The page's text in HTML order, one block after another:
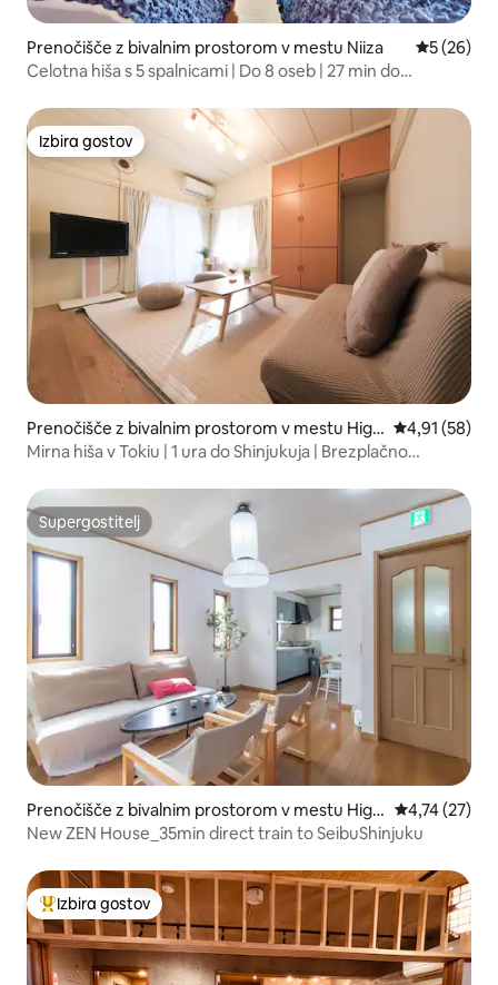
Prenočišče z bivalnim prostorom v mestu Niiza
5 (26)
Celotna hiša s 5 spalnicami | Do 8 oseb | 27 min do
Izbira gostov
Izbira gostov
Prenočišče z bivalnim prostorom v mestu Higa
shimurayama
Povprečna
4,91 (58)
Mirna hiša v Tokiu | 1 ura do Shinjukuja | Brezplačno
Supergostitelj
Supergostitelj
Prenočišče z bivalnim prostorom v mestu Higa
shimurayama
Povprečna
4,74 (27)
New ZEN House_35min direct train to SeibuShinjuku
Najbolj priljubljena prenočišča z značko »Izbira gostov«
Izbira gostov